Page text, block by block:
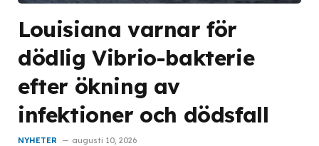
Louisiana varnar för
dödlig Vibrio-bakterie
efter ökning av
infektioner och dödsfall
NYHETER augusti 10, 2026